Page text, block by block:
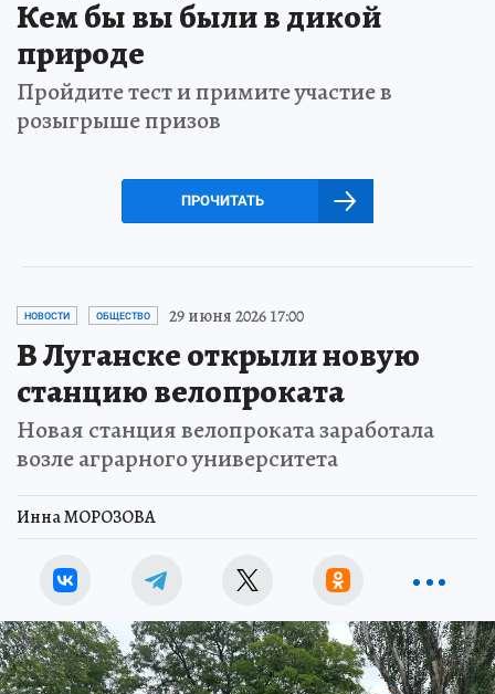
Кем бы вы были в дикой
природе
Пройдите тест и примите участие в
розыгрыше призов
ПРОЧИТАТЬ
НОВОСТИ ОБЩЕСТВО 29 июня 2026 17:00
В Луганске открыли новую
станцию велопроката
Новая станция велопроката заработала
возле аграрного университета
Инна МОРОЗОВА